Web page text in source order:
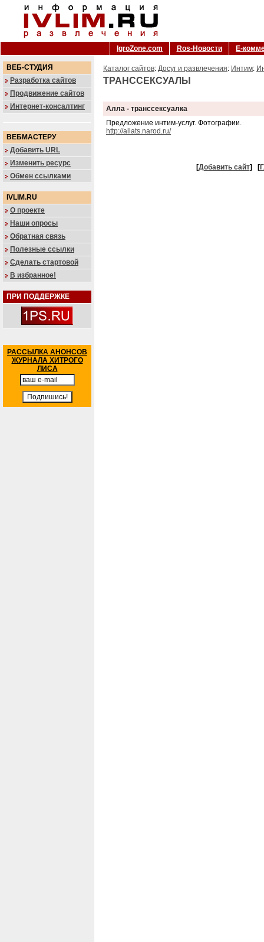
IgroZone.com Ros-Новости Е-
ВЕБ-СТУДИЯ
Разработка сайтов
Продвижение сайтов
Интернет-консалтинг
ВЕБМАСТЕРУ
Добавить URL
Изменить ресурс
Обмен ссылками
IVLIM.RU
О проекте
Наши опросы
Обратная связь
Полезные ссылки
Сделать стартовой
В избранное!
ПРИ ПОДДЕРЖКЕ
РАССЫЛКА АНОНСОВ
ЖУРНАЛА ХИТРОГО
ЛИСА
Каталог сайтов: Досуг и развлечения: Интим:
ТРАНССЕКСУАЛЫ
Алла - транссексуалка
Предложение интим-услуг. Фотографии.
http://allats.narod.ru/
[Добавить сайт] [